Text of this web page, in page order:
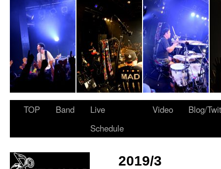
TOP Band
Live
Schedule
Video Blog/
2019/3